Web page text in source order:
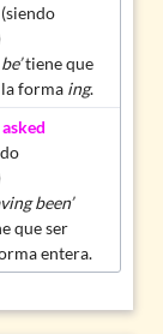
(siendo
tiene que
forma ing.
been’
que ser
entera.